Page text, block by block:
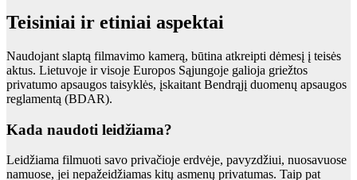
Teisiniai ir etiniai aspektai
Naudojant slaptą filmavimo kamerą, būtina atkreipti dėmesį į teisės
aktus. Lietuvoje ir visoje Europos Sąjungoje galioja griežtos
privatumo apsaugos taisyklės, įskaitant Bendrąjį duomenų apsaugos
reglamentą (BDAR).
Kada naudoti leidžiama?
Leidžiama filmuoti savo privačioje erdvėje, pavyzdžiui, nuosavuose
namuose, jei nepažeidžiamas kitų asmenų privatumas. Taip pat